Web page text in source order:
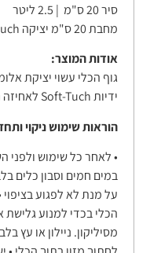
סיר 20 ס"מ | 2.5 ליטר
מחבת 20 ס"מ יציקה Black Touch
אודות המוצר:
גוף הכלי עשוי יציקת
ידיות Soft-Tuch לאחיזה נוחה ומבודדת מחום
הוראות שימוש ניקוי
• לאחר כל שימוש ולפני
במים חמים וסבון כלים
על מנת לא לפגוע
הכלי בכדי למנוע
מסיליקון. ניילון או עץ